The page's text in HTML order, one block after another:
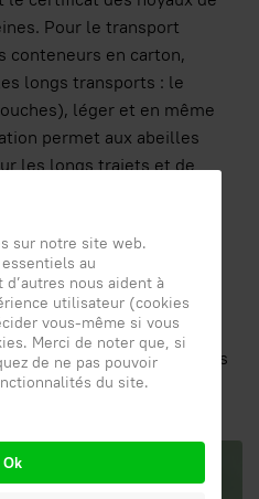
Pour le transport
conteneurs en carton,
longs transports : le
léger et en même
permet aux abeilles
les longs trajets et de
recirculation de l'air.
pré-commandes de
nous par e-mail
. Vous devez activer
dans toute l'Italie
heures (48 heures dans les
sur notre site web.
au
nous aident à
utilisateur (cookies
vous-même si vous
Merci de noter que, si
de ne pas pouvoir
du site.
Ok